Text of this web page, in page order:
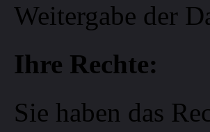
Weitergabe der
Ihre Rechte:
Sie haben das